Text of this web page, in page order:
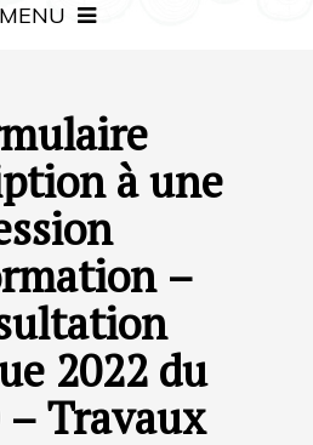
MENU
à une
–
2022 du
– Travaux